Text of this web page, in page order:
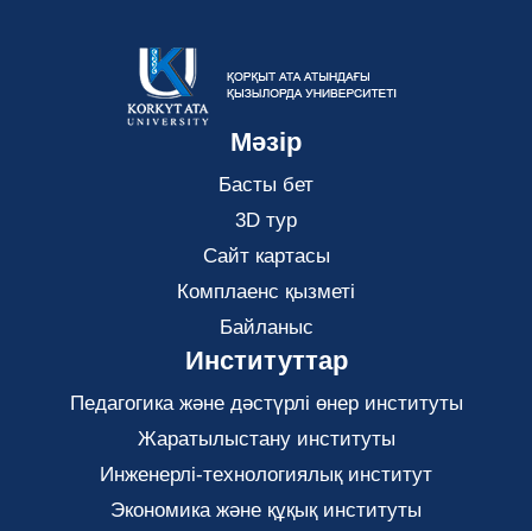
Мәзір
Басты бет
3D тур
Сайт картасы
Комплаенс қызметі
Байланыс
Институттар
Педагогика және дәстүрлі өнер институты
Жаратылыстану институты
Инженерлі-технологиялық институт
Экономика және құқық институты